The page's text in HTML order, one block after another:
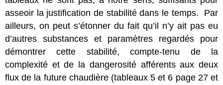
asseoir la justification de stabilité dans le temps. Par
ailleurs, on peut s’étonner du fait qu’il n’y ait pas eu
d’autres substances et paramètres regardés pour
démontrer cette stabilité, compte-tenu de la
complexité et de la dangerosité afférents aux deux
flux de la future chaudière (tableaux 5 et 6 page 27 et